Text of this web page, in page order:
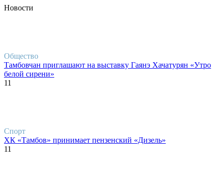
Новости
Общество
Тамбовчан приглашают на выставку Гаянэ Хачатурян «Утро
белой сирени»
11
Спорт
ХК «Тамбов» принимает пензенский «Дизель»
11